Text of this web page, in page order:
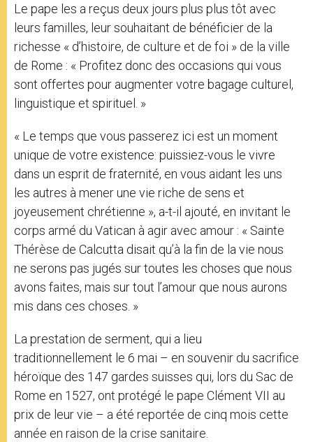
Le pape les a reçus deux jours plus plus tôt avec
leurs familles, leur souhaitant de bénéficier de la
richesse « d’histoire, de culture et de foi » de la ville
de Rome : « Profitez donc des occasions qui vous
sont offertes pour augmenter votre bagage culturel,
linguistique et spirituel. »
« Le temps que vous passerez ici est un moment
unique de votre existence: puissiez-vous le vivre
dans un esprit de fraternité, en vous aidant les uns
les autres à mener une vie riche de sens et
joyeusement chrétienne », a-t-il ajouté, en invitant le
corps armé du Vatican à agir avec amour : « Sainte
Thérèse de Calcutta disait qu’à la fin de la vie nous
ne serons pas jugés sur toutes les choses que nous
avons faites, mais sur tout l’amour que nous aurons
mis dans ces choses. »
La prestation de serment, qui a lieu
traditionnellement le 6 mai – en souvenir du sacrifice
héroïque des 147 gardes suisses qui, lors du Sac de
Rome en 1527, ont protégé le pape Clément VII au
prix de leur vie – a été reportée de cinq mois cette
année en raison de la crise sanitaire.